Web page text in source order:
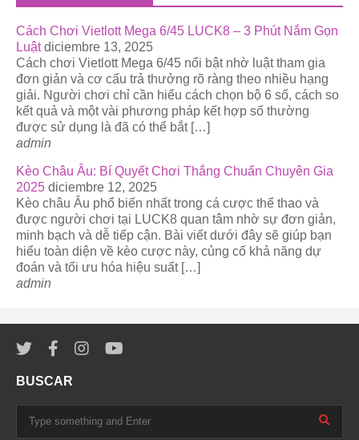
Cách Chơi Vietlott Mega 6/45 LUCK8 – 3 Phút Nắm Gọn
Luật diciembre 13, 2025
Cách chơi Vietlott Mega 6/45 nổi bật nhờ luật tham gia
đơn giản và cơ cấu trả thưởng rõ ràng theo nhiều hạng
giải. Người chơi chỉ cần hiểu cách chọn bộ 6 số, cách so
kết quả và một vài phương pháp kết hợp số thường
được sử dụng là đã có thể bắt […]
admin
Kèo Châu Âu: Bí Quyết Chơi Thắng Chuẩn Chuyên Gia
2025 diciembre 12, 2025
Kèo châu Âu phổ biến nhất trong cá cược thể thao và
được người chơi tại LUCK8 quan tâm nhờ sự đơn giản,
minh bạch và dễ tiếp cận. Bài viết dưới đây sẽ giúp bạn
hiểu toàn diện về kèo cược này, củng cố khả năng dự
đoán và tối ưu hóa hiệu suất […]
admin
BUSCAR